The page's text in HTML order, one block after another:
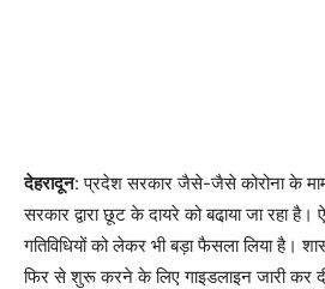
देहरादून: प्रदेश सरकार जैसे-जैसे कोरोना के
सरकार द्वारा छूट के दायरे को बढा़या जा रहा
गतिविधियों को लेकर भी बड़ा फैसला लिया है।
फिर से शुरू करने के लिए गाइडलाइन जारी कर दी